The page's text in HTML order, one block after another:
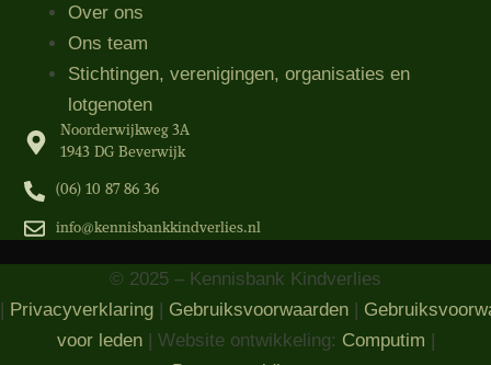
Over ons
Ons team
Stichtingen, verenigingen, organisaties​ en
lotgenoten
Noorderwijkweg 3A
1943 DG Beverwijk
(06) 10 87 86 36‬
info@kennisbankkindverlies.nl
© 2025 – Kennisbank Kindverlies
| Privacyverklaring | Gebruiksvoorwaarden |
voor leden| Website ontwikkeling: Computim |